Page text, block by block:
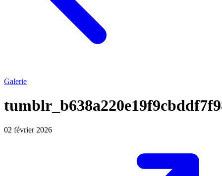
Galerie
02 février 2026